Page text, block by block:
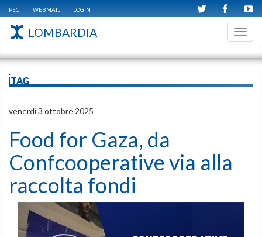
PEC WEBMAIL LOGIN
LOMBARDIA
iTAG
venerdì 3 ottobre 2025
Food for Gaza, da
Confcooperative via alla
raccolta fondi